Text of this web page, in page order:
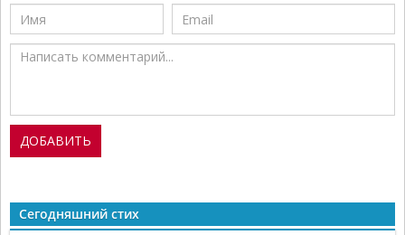
Сегодняшний стих